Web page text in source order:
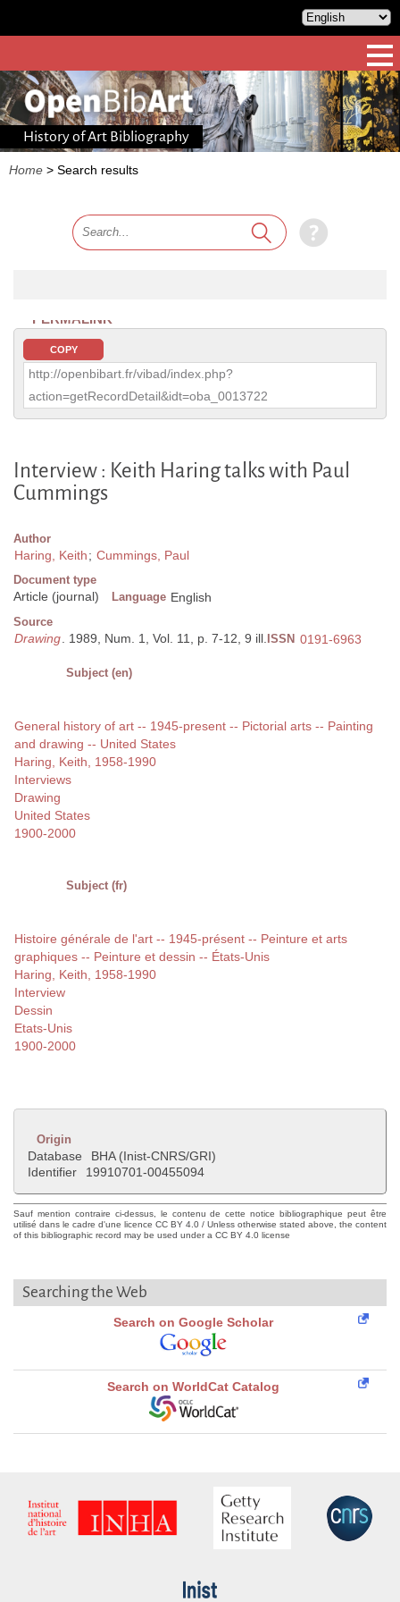
History of Art Bibliography
Home > Search results
PERMALINK
COPY
http://openbibart.fr/vibad/index.php?
action=getRecordDetail&idt=oba_0013722
Interview : Keith Haring talks with Paul
Cummings
Author
Haring, Keith; Cummings, Paul
Document type
Article (journal) Language English
Source
Drawing. 1989, Num. 1, Vol. 11, p. 7-12, 9 ill. ISSN 0191-6963
Subject (en)
General history of art -- 1945-present -- Pictorial arts -- Painting
and drawing -- United States
Haring, Keith, 1958-1990
Interviews
Drawing
United States
1900-2000
Subject (fr)
Histoire générale de l'art -- 1945-présent -- Peinture et arts
graphiques -- Peinture et dessin -- États-Unis
Haring, Keith, 1958-1990
Interview
Dessin
Etats-Unis
1900-2000
Origin
Database
BHA (Inist-CNRS/GRI)
Identifier
19910701-00455094
Sauf mention contraire ci-dessus, le contenu de cette notice bibliographique peut être
utilisé dans le cadre d'une licence CC BY 4.0 / Unless otherwise stated above, the content
of this bibliographic record may be used under a CC BY 4.0 license
Searching the Web
Search on Google Scholar
Search on WorldCat Catalog